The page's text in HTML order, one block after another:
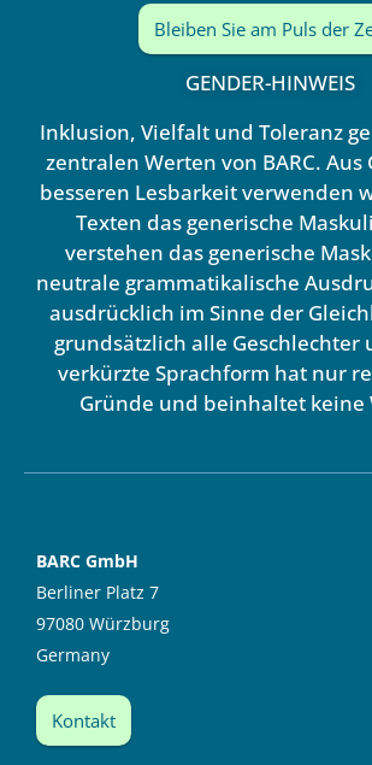
Bleiben Sie am Puls der
GENDER-HINWEIS
Inklusion, Vielfalt und Toleranz
zentralen Werten von BARC.
besseren Lesbarkeit verwenden
Texten das generische
verstehen das generische
neutrale grammatikalische
ausdrücklich im Sinne der
grundsätzlich alle Geschlechter
verkürzte Sprachform hat nur
Gründe und beinhaltet keine
BARC GmbH
Berliner Platz 7
97080 Würzburg
Germany
Kontakt